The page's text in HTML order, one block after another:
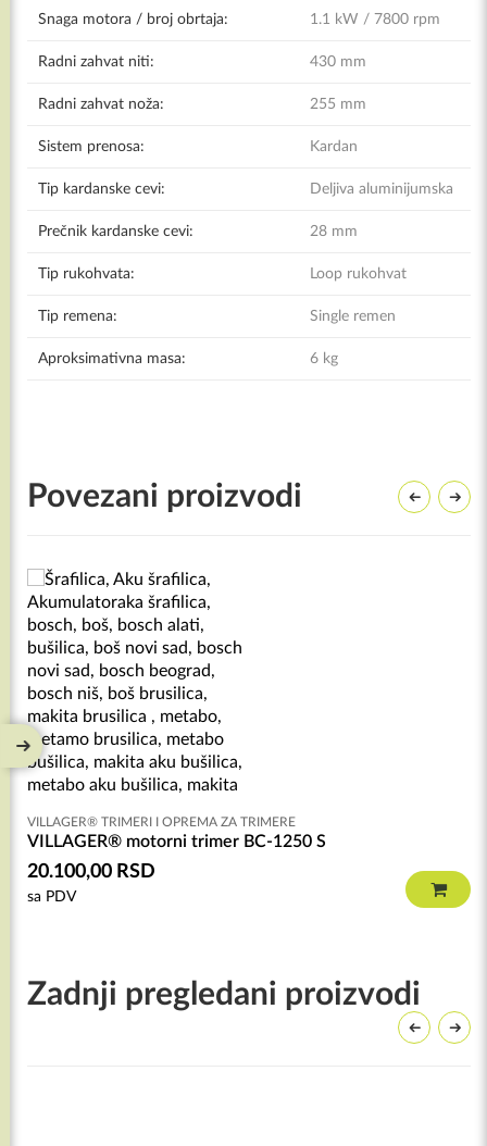
Snaga motora / broj obrtaja: 1.1 kW / 7800 rpm
Radni zahvat niti: 430 mm
Radni zahvat noža: 255 mm
Sistem prenosa: Kardan
Tip kardanske cevi: Deljiva aluminijumska
Prečnik kardanske cevi: 28 mm
Tip rukohvata: Loop rukohvat
Tip remena: Single remen
Aproksimativna masa: 6 kg
Povezani proizvodi
VILLAGER® TRIMERI I OPREMA ZA TRIMERE
VILLAGER® motorni trimer BC-1250 S
20.100,00 RSD
sa PDV
Zadnji pregledani proizvodi